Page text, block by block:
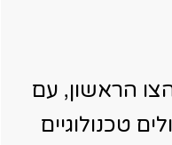
הראשון, עם
טכנולוגיים